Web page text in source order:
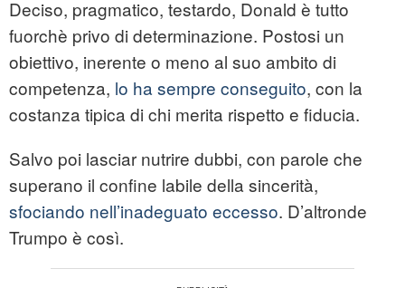
Deciso, pragmatico, testardo, Donald è tutto
fuorchè privo di determinazione. Postosi un
obiettivo, inerente o meno al suo ambito di
competenza, lo ha sempre conseguito, con la
costanza tipica di chi merita rispetto e fiducia.
Salvo poi lasciar nutrire dubbi, con parole che
superano il confine labile della sincerità,
sfociando nell’inadeguato eccesso. D’altronde
Trumpo è così.